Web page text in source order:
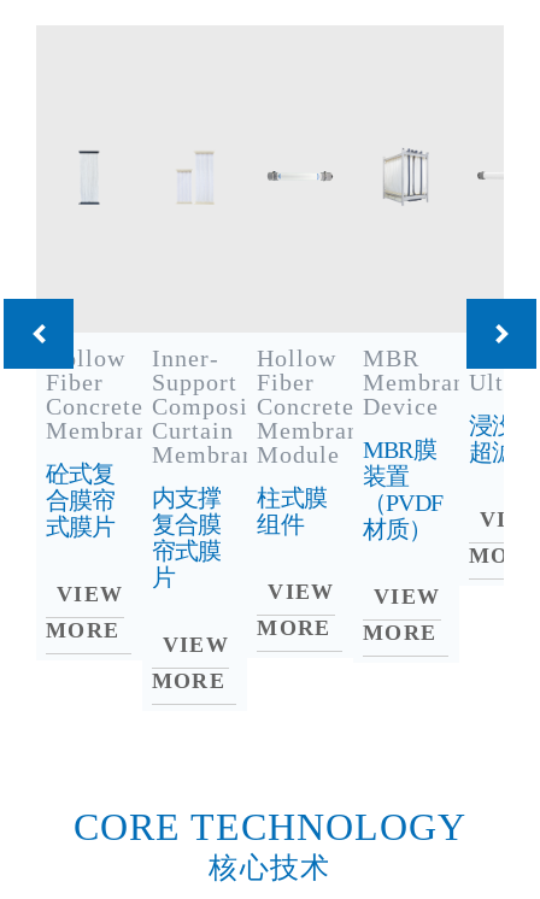
Hollow
Fiber
Concrete
Membrane
砼式复
合膜帘
式膜片
VIEW
MORE
Inner-
Support
Composite
Curtain
Membrane
内支撑
复合膜
帘式膜
片
VIEW
MORE
Hollow
Fiber
Concrete
Membrane
Module
柱式膜
组件
VIEW
MORE
MBR
Membrane
Device
MBR膜
装置
（PVDF
材质）
VIEW
MORE
浸没式
超滤
CORE TECHNOLOGY
核心技术